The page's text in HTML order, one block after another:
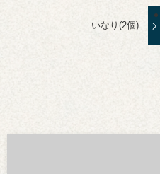
いなり(2個)